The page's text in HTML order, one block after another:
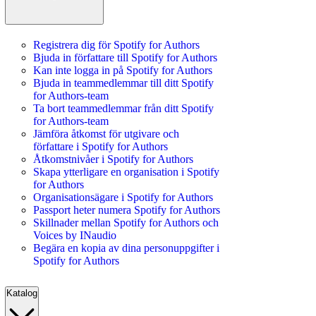
Registrera dig för Spotify for Authors
Bjuda in författare till Spotify for Authors
Kan inte logga in på Spotify for Authors
Bjuda in teammedlemmar till ditt Spotify
for Authors-team
Ta bort teammedlemmar från ditt Spotify
for Authors-team
Jämföra åtkomst för utgivare och
författare i Spotify for Authors
Åtkomstnivåer i Spotify for Authors
Skapa ytterligare en organisation i Spotify
for Authors
Organisationsägare i Spotify for Authors
Passport heter numera Spotify for Authors
Skillnader mellan Spotify for Authors och
Voices by INaudio
Begära en kopia av dina personuppgifter i
Spotify for Authors
Katalog